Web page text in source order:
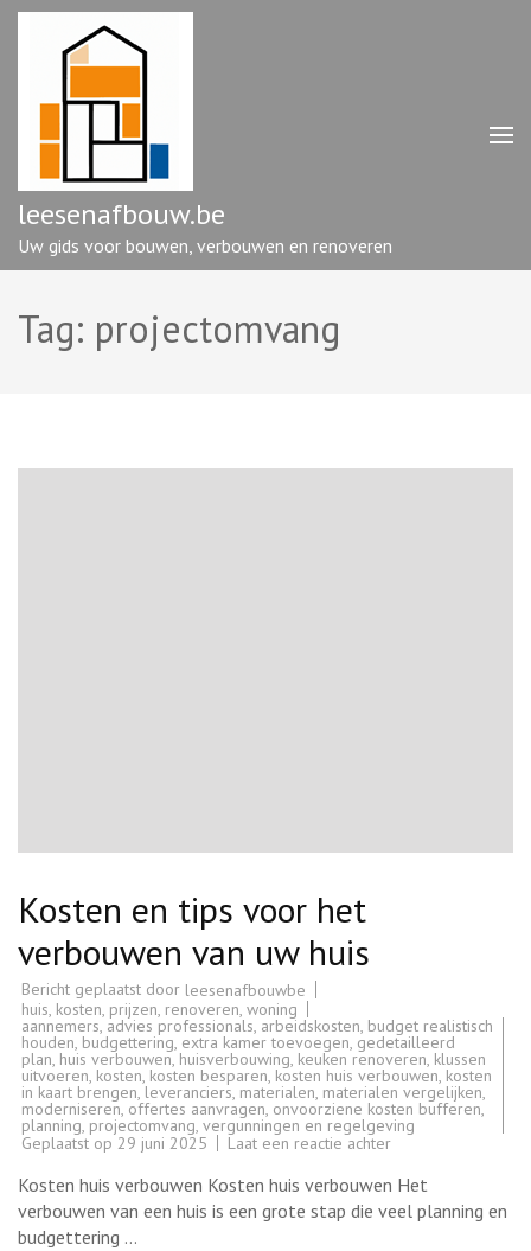
Ga
enter)
leesenafbouw.be
Uw gids voor bouwen, verbouwen en renoveren
Tag: projectomvang
Kosten en tips voor het
verbouwen van uw huis
Bericht geplaatst door leesenafbouwbe
huis, kosten, prijzen, renoveren, woning
aannemers, advies professionals, arbeidskosten, budget realistisch
houden, budgettering, extra kamer toevoegen, gedetailleerd
plan, huis verbouwen, huisverbouwing, keuken renoveren, klussen
uitvoeren, kosten, kosten besparen, kosten huis verbouwen, kosten
in kaart brengen, leveranciers, materialen, materialen vergelijken,
moderniseren, offertes aanvragen, onvoorziene kosten bufferen,
planning, projectomvang, vergunningen en regelgeving
Geplaatst op 29 juni 2025 Laat een reactie achterop
en
tips
voor
het
Kosten huis verbouwen Kosten huis verbouwen Het
verbouwen van een huis is een grote stap die veel planning en
budgettering …